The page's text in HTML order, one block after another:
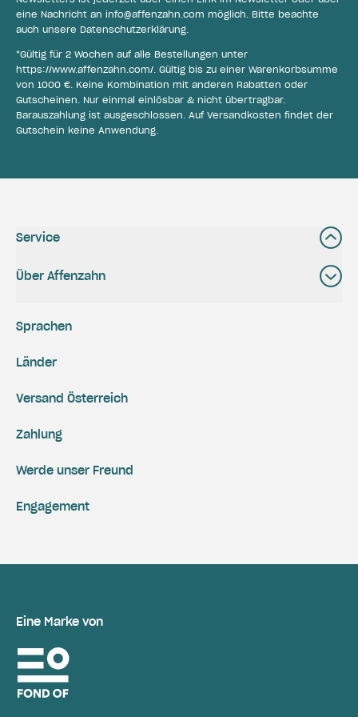
eine Nachricht an info@affenzahn.com möglich. Bitte beachte
auch unsere Datenschutzerklärung.
*Gültig für 2 Wochen auf alle Bestellungen unter
https://www.affenzahn.com/. Gültig bis zu einer Warenkorbsumme
von 1000 €. Keine Kombination mit anderen Rabatten oder
Gutscheinen. Nur einmal einlösbar & nicht übertragbar.
Barauszahlung ist ausgeschlossen. Auf Versandkosten findet der
Gutschein keine Anwendung.
Service
Über Affenzahn
Versand Österreich
Zahlung
Engagement
Werde unser Freund
Sprachen
Länder
Eine Marke von